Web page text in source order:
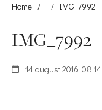
Home / / IMG_7992
IMG_7992
14 august 2016, 08:14